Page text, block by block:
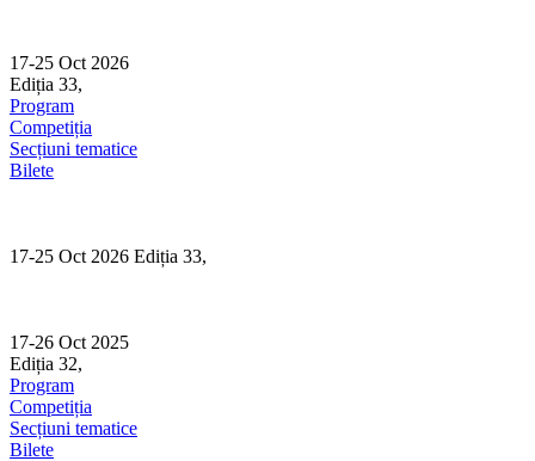
content
17-25 Oct 2026
Ediția 33,
Program
Competiția
Secțiuni tematice
Bilete
17-25 Oct 2026 Ediția 33,
17-26 Oct 2025
Ediția 32,
Program
Competiția
Secțiuni tematice
Bilete